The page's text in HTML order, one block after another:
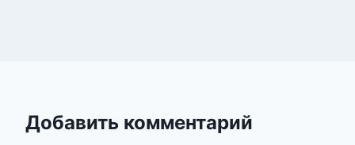
Добавить комментарий